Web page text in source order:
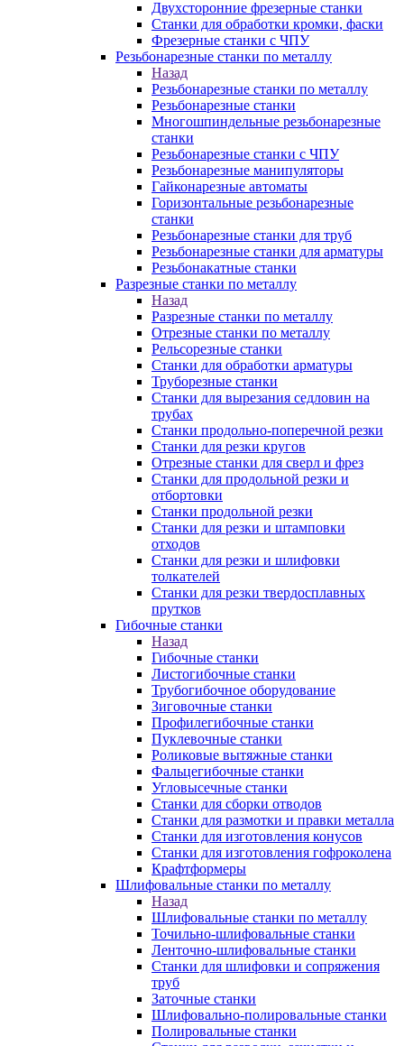
Двухсторонние фрезерные станки
Станки для обработки кромки, фаски
Фрезерные станки с ЧПУ
Резьбонарезные станки по металлу
Назад
Резьбонарезные станки по металлу
Резьбонарезные станки
Многошпиндельные резьбонарезные
станки
Резьбонарезные станки с ЧПУ
Резьбонарезные манипуляторы
Гайконарезные автоматы
Горизонтальные резьбонарезные
станки
Резьбонарезные станки для труб
Резьбонарезные станки для арматуры
Резьбонакатные станки
Разрезные станки по металлу
Назад
Разрезные станки по металлу
Отрезные станки по металлу
Рельсорезные станки
Станки для обработки арматуры
Труборезные станки
Станки для вырезания седловин на
трубаx
Станки продольно-поперечной резки
Станки для резки кругов
Отрезные станки для сверл и фрез
Станки для продольной резки и
отбортовки
Станки продольной резки
Станки для резки и штамповки
отходов
Станки для резки и шлифовки
толкателей
Станки для резки твердосплавных
прутков
Гибочные станки
Назад
Гибочные станки
Листогибочные станки
Трубогибочное оборудование
Зиговочные станки
Профилегибочные станки
Пуклевочные станки
Роликовые вытяжные станки
Фальцегибочные станки
Угловысечные станки
Станки для сборки отводов
Станки для размотки и правки металла
Станки для изготовления конусов
Станки для изготовления гофроколена
Крафтформеры
Шлифовальные станки по металлу
Назад
Шлифовальные станки по металлу
Точильно-шлифовальные станки
Ленточно-шлифовальные станки
Станки для шлифовки и сопряжения
труб
Заточные станки
Шлифовально-полировальные станки
Полировальные станки